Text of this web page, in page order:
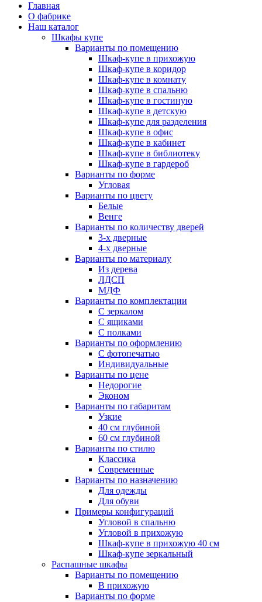
Главная
О фабрике
Наш каталог
Шкафы купе
Варианты по помещению
Шкаф-купе в прихожую
Шкаф-купе в коридор
Шкаф-купе в комнату
Шкаф-купе в спальню
Шкаф-купе в гостиную
Шкаф-купе в детскую
Шкаф-купе для разделения
Шкаф-купе в офис
Шкаф-купе в кабинет
Шкаф-купе в библиотеку
Шкаф-купе в гардероб
Варианты по форме
Угловая
Варианты по цвету
Белые
Венге
Варианты по количеству дверей
3-х дверные
4-х дверные
Варианты по материалу
Из дерева
ЛДСП
МДФ
Варианты по комплектации
С зеркалом
С ящиками
С полками
Варианты по оформлению
С фотопечатью
Индивидуальные
Варианты по цене
Недорогие
Эконом
Варианты по габаритам
Узкие
40 см глубиной
60 см глубиной
Варианты по стилю
Классика
Современные
Варианты по назначению
Для одежды
Для обуви
Примеры конфигураций
Угловой в спальню
Угловой в прихожую
Шкаф-купе в прихожую 40 см
Шкаф-купе зеркальный
Распашные шкафы
Варианты по помещению
В прихожую
Варианты по форме